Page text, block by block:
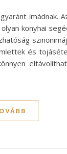
imádnak.
konyhai
és